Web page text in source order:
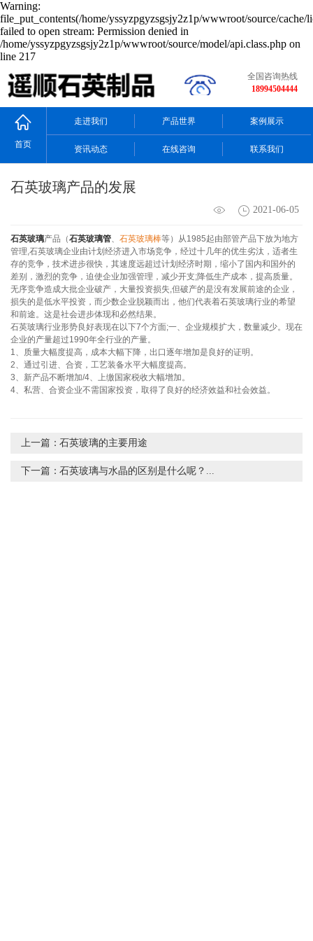
Warning:
file_put_contents(/home/yssyzpgyzsgsjy2z1p/wwwroot/source/cache/
failed to open stream: Permission denied in
/home/yssyzpgyzsgsjy2z1p/wwwroot/source/model/api.class.php on
line 217
全国咨询热线
18994504444
首页
走进我们 产品世界 案例展示
资讯动态 在线咨询 联系我们
石英玻璃产品的发展
2021-06-05
石英玻璃产品（石英玻璃管 石英玻璃棒等）从1985起由部管产品下放为地方
管理,石英玻璃企业由计划经济进入市场竞争，经过十几年的优生劣汰，适者生
存的竞争，技术进步很快，其速度远超过计划经济时期，缩小了国内和国外的
差别，激烈的竞争，迫使企业加强管理，减少开支;降低生产成本，提高质量。
无序竞争造成大批企业破产，大量投资损失,但破产的是没有发展前途的企业，
损失的是低水平投资，而少数企业脱颖而出，他们代表着石英玻璃行业的希望
和前途。这是社会进步体现和必然结果。
石英玻璃行业形势良好表现在以下7个方面;一、企业规模扩大，数量减少。现在
企业的产量超过1990年全行业的产量。
1、质量大幅度提高，成本大幅下降，出口逐年增加是良好的证明。
2、通过引进、合资，工艺装备水平大幅度提高。
3、新产品不断增加/4、上缴国家税收大幅增加。
4、私营、合资企业不需国家投资，取得了良好的经济效益和社会效益。
上一篇：石英玻璃的主要用途
下一篇：石英玻璃与水晶的区别是什么呢？...